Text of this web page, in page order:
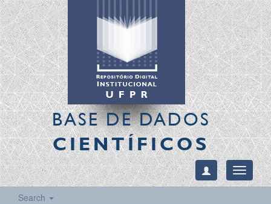
BASE DE DADOS
CIENTÍFICOS
Toggle
Search